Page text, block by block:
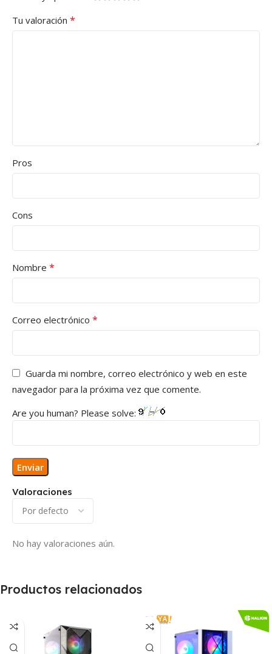
Valoraciones
No hay valoraciones aún.
Tu valoración *
Pros
Cons
Nombre *
Correo electrónico *
Guarda mi nombre, correo electrónico y web en este
navegador para la próxima vez que comente.
Are you human? Please solve:
Productos relacionados